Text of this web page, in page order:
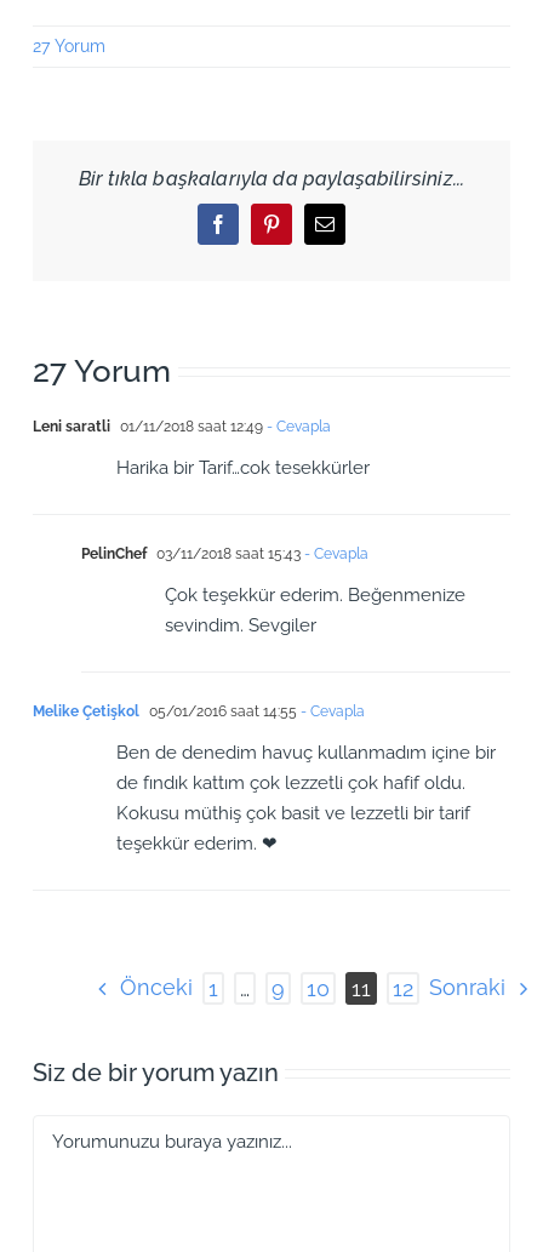
27 Yorum
Bir tıkla başkalarıyla da paylaşabilirsiniz...
FacebookPinterestEmail
27 Yorum
Leni saratli 01/11/2018 saat 12:49- Cevapla
Harika bir Tarif…cok tesekkürler
PelinChef 03/11/2018 saat 15:43- Cevapla
Çok teşekkür ederim. Beğenmenize
sevindim. Sevgiler
Melike Çetişkol 05/01/2016 saat 14:55 - Cevapla
Ben de denedim havuç kullanmadım içine bir
de fındık kattım çok lezzetli çok hafif oldu.
Kokusu müthiş çok basit ve lezzetli bir tarif
teşekkür ederim. ❤
Önceki 1 … 9 10 11 12 Sonraki
Siz de bir yorum yazın